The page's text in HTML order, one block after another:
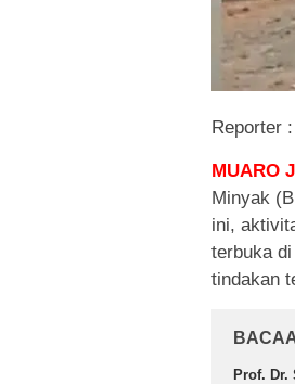
Reporter
MUARO
Minyak
ini,
terbuka
tindakan
Prof. Dr.